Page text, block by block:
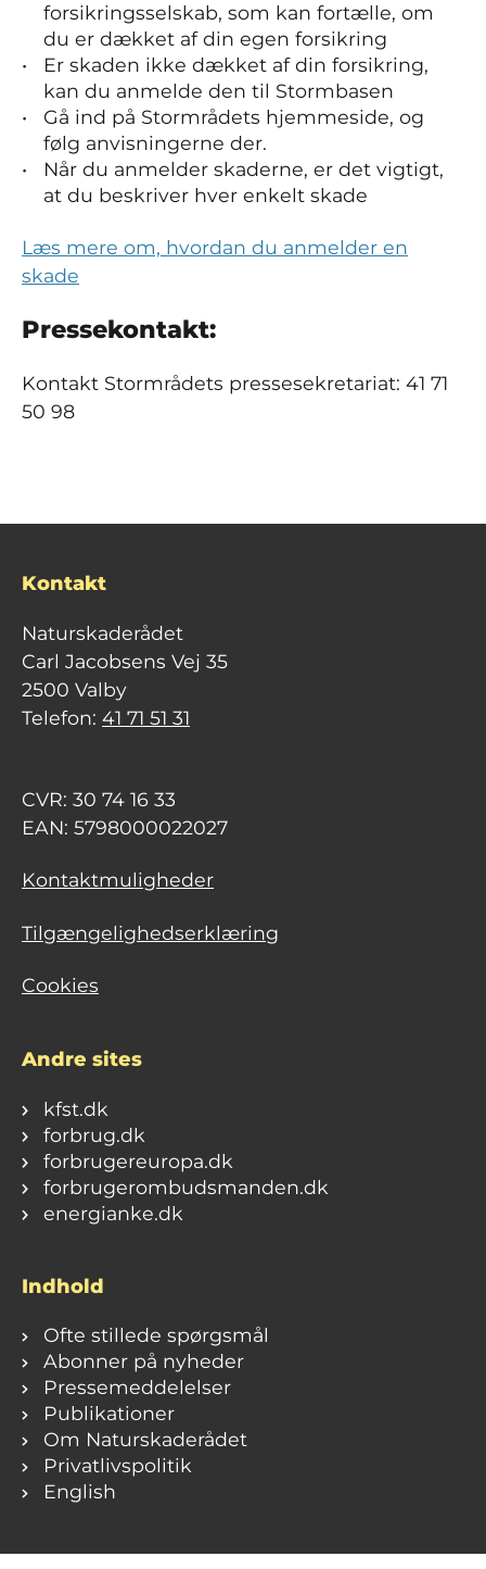
forsikringsselskab, som kan fortælle, om
du er dækket af din egen forsikring
Er skaden ikke dækket af din forsikring,
kan du anmelde den til Stormbasen
Gå ind på Stormrådets hjemmeside, og
følg anvisningerne der.
Når du anmelder skaderne, er det vigtigt,
at du beskriver hver enkelt skade
Læs mere om, hvordan du anmelder en
skade
Pressekontakt:
Kontakt Stormrådets pressesekretariat: 41 71
50 98
Kontakt
Naturskaderådet
Carl Jacobsens Vej 35
2500 Valby
Telefon: 41 71 51 31
CVR: 30 74 16 33
EAN: 5798000022027
Kontaktmuligheder
Tilgængelighedserklæring
Cookies
Andre sites
kfst.dk
forbrug.dk
forbrugereuropa.dk
forbrugerombudsmanden.dk
energianke.dk
Indhold
Ofte stillede spørgsmål
Abonner på nyheder
Pressemeddelelser
Publikationer
Om Naturskaderådet
Privatlivspolitik
English